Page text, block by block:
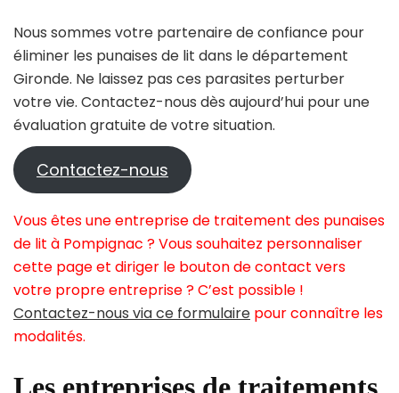
Nous sommes votre partenaire de confiance pour
éliminer les punaises de lit dans le département
Gironde. Ne laissez pas ces parasites perturber
votre vie. Contactez-nous dès aujourd’hui pour une
évaluation gratuite de votre situation.
Contactez-nous
Vous êtes une entreprise de traitement des punaises
de lit à Pompignac ? Vous souhaitez personnaliser
cette page et diriger le bouton de contact vers
votre propre entreprise ? C’est possible !
Contactez-nous via ce formulaire pour connaître les
modalités.